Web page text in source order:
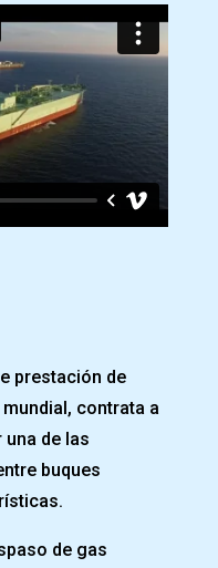
prestación de
contrata a
de las
buques
de gas